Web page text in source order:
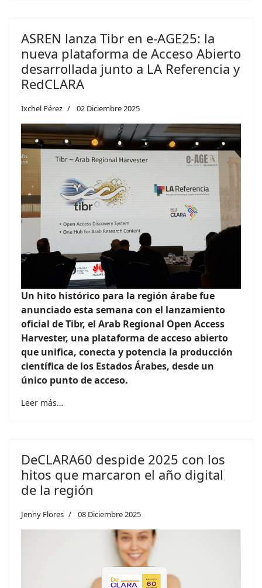
ASREN lanza Tibr en e-AGE25: la
nueva plataforma de Acceso Abierto
desarrollada junto a LA Referencia y
RedCLARA
Ixchel Pérez 02 Diciembre 2025
Un hito histórico para la región árabe fue
anunciado esta semana con el lanzamiento
oficial de Tibr, el Arab Regional Open Access
Harvester, una plataforma de acceso abierto
que unifica, conecta y potencia la producción
científica de los Estados Árabes, desde un
único punto de acceso.
Leer más…
DeCLARA60 despide 2025 con los
hitos que marcaron el año digital
de la región
Jenny Flores 08 Diciembre 2025